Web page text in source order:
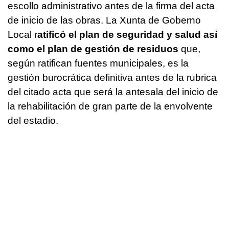
escollo administrativo antes de la firma del acta
de inicio de las obras. La Xunta de Goberno
Local ratificó el plan de seguridad y salud así
como el plan de gestión de residuos que,
según ratifican fuentes municipales, es la
gestión burocrática definitiva antes de la rubrica
del citado acta que será la antesala del inicio de
la rehabilitación de gran parte de la envolvente
del estadio.